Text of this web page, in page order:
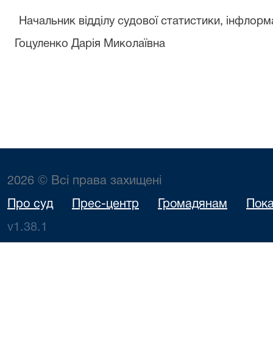
Начальник відділу судової статистики,
Гоцуленко Дарія Миколаївна
2026 © Всі права захищені
Про суд Прес-центр Громадянам
v1.38.1